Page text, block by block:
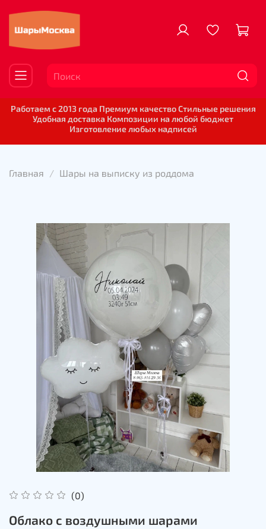
Работаем с 2013 года Премиум качество Стильные решения
Удобная доставка Композиции на любой бюджет
Изготовление любых надписей
Главная Шары на выписку из роддома
(0)
Облако с воздушными шарами